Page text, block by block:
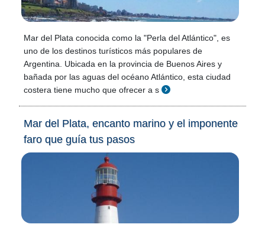
Mar del Plata conocida como la "Perla del Atlántico", es
uno de los destinos turísticos más populares de
Argentina. Ubicada en la provincia de Buenos Aires y
bañada por las aguas del océano Atlántico, esta ciudad
costera tiene mucho que ofrecer a s
Mar del Plata, encanto marino y el imponente
faro que guía tus pasos